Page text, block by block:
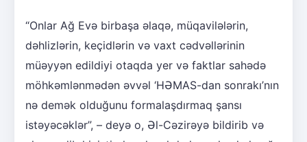
“Onlar Ağ Evə birbaşa əlaqə, müqavilələrin,
dəhlizlərin, keçidlərin və vaxt cədvəllərinin
müəyyən edildiyi otaqda yer və faktlar sahədə
möhkəmlənmədən əvvəl ‘HƏMAS-dan sonrakı’nın
nə demək olduğunu formalaşdırmaq şansı
istəyəcəklər”, – deyə o, Əl-Cəzirəyə bildirib və